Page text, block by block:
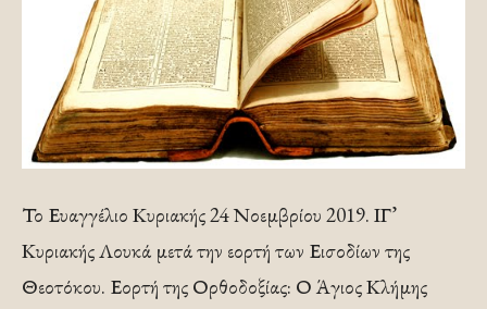
Το Ευαγγέλιο Κυριακής 24 Νοεμβρίου 2019. ΙΓ’
Κυριακής Λουκά μετά την εορτή των Εισοδίων της
Θεοτόκου. Εορτή της Ορθοδοξίας: Ο Άγιος Κλήμης